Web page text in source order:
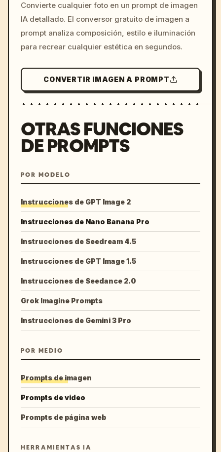
c, cyberpunk sunset, neon
colors, 8k --v 6.0
Convierte cualquier foto en un prompt de imagen
IA detallado. El conversor gratuito de imagen a
prompt analiza composición, estilo e iluminación
para recrear cualquier estética en segundos.
CONVERTIR IMAGEN A PROMPT
OTRAS FUNCIONES
DE PROMPTS
POR MODELO
Instrucciones de GPT Image 2
Instrucciones de Nano Banana Pro
Instrucciones de Seedream 4.5
Instrucciones de GPT Image 1.5
Instrucciones de Seedance 2.0
Grok Imagine Prompts
Instrucciones de Gemini 3 Pro
POR MEDIO
Prompts de imagen
Prompts de video
Prompts de página web
HERRAMIENTAS IA